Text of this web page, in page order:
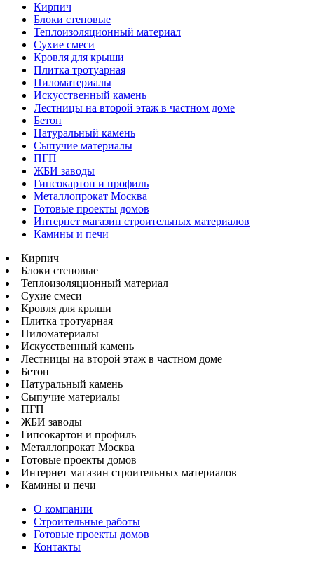
Кирпич
Блоки стеновые
Теплоизоляционный материал
Сухие смеси
Кровля для крыши
Плитка тротуарная
Пиломатериалы
Искусственный камень
Лестницы на второй этаж в частном доме
Бетон
Натуральный камень
Сыпучие материалы
ПГП
ЖБИ заводы
Гипсокартон и профиль
Металлопрокат Москва
Готовые проекты домов
Интернет магазин строительных материалов
Камины и печи
Кирпич
Блоки стеновые
Теплоизоляционный материал
Сухие смеси
Кровля для крыши
Плитка тротуарная
Пиломатериалы
Искусственный камень
Лестницы на второй этаж в частном доме
Бетон
Натуральный камень
Сыпучие материалы
ПГП
ЖБИ заводы
Гипсокартон и профиль
Металлопрокат Москва
Готовые проекты домов
Интернет магазин строительных материалов
Камины и печи
О компании
Строительные работы
Готовые проекты домов
Контакты